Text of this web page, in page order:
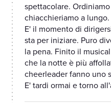
spettacolare.
chiacchieriamo a lungo.
E' il momento di
sta per iniziare. Puro
la pena. Finito il
che la notte è più
cheerleader fanno uno
E' tardi ormai e torno